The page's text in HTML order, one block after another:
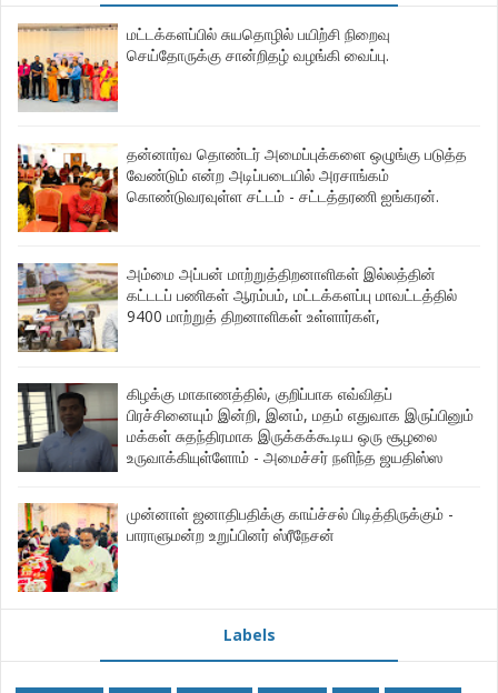
மட்டக்களப்பில் சுயதொழில் பயிற்சி நிறைவு
செய்தோருக்கு சான்றிதழ் வழங்கி வைப்பு.
தன்னார்வ தொண்டர் அமைப்புக்களை ஒழுங்கு படுத்த
வேண்டும் என்ற அடிப்படையில் அரசாங்கம்
கொண்டுவரவுள்ள சட்டம் - சட்டத்தரணி ஐங்கரன்.
அம்மை அப்பன் மாற்றுத்திறனாளிகள் இல்லத்தின்
கட்டடப் பணிகள் ஆரம்பம், மட்டக்களப்பு மாவட்டத்தில்
9400 மாற்றுத் திறனாளிகள் உள்ளார்கள்,
கிழக்கு மாகாணத்தில், குறிப்பாக எவ்விதப்
பிரச்சினையும் இன்றி, இனம், மதம் எதுவாக இருப்பினும்
மக்கள் சுதந்திரமாக இருக்கக்கூடிய ஒரு சூழலை
உருவாக்கியுள்ளோம் - அமைச்சர் நளிந்த ஜயதிஸ்ஸ
முன்னாள் ஜனாதிபதிக்கு காய்ச்சல் பிடித்திருக்கும் -
பாராளுமன்ற உறுப்பினர் ஸ்ரீநேசன்
Labels